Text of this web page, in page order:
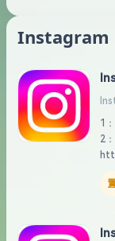
Instagram
1
2